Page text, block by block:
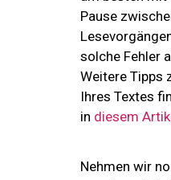
Pause
solche Fehler
Weitere Tipps
Ihres Textes
in diesem
Nehmen wir